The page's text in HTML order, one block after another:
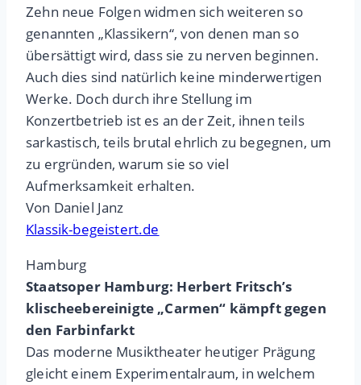
Zehn neue Folgen widmen sich weiteren so
genannten „Klassikern“, von denen man so
übersättigt wird, dass sie zu nerven beginnen.
Auch dies sind natürlich keine minderwertigen
Werke. Doch durch ihre Stellung im
Konzertbetrieb ist es an der Zeit, ihnen teils
sarkastisch, teils brutal ehrlich zu begegnen, um
zu ergründen, warum sie so viel
Aufmerksamkeit erhalten.
Von Daniel Janz
Klassik-begeistert.de
Hamburg
Staatsoper Hamburg: Herbert Fritsch’s
klischeebereinigte „Carmen“ kämpft gegen
den Farbinfarkt
Das moderne Musiktheater heutiger Prägung
gleicht einem Experimentalraum, in welchem